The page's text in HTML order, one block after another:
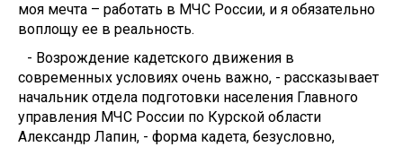
моя мечта – работать в МЧС России, и я обязательно
воплощу ее в реальность.
- Возрождение кадетского движения в
современных условиях очень важно, - рассказывает
начальник отдела подготовки населения Главного
управления МЧС России по Курской области
Александр Лапин, - форма кадета, безусловно,